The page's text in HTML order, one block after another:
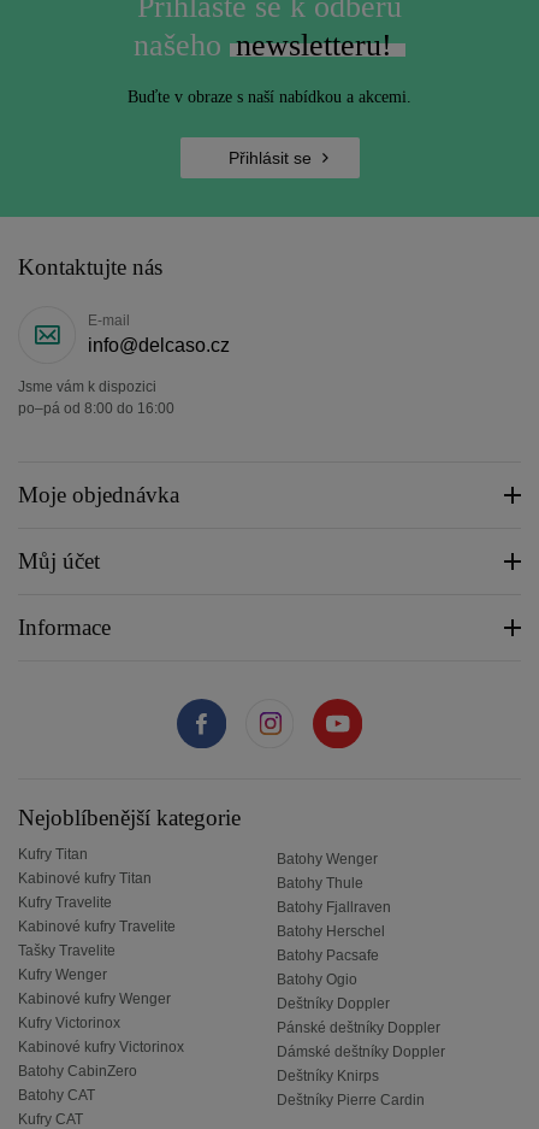
Přihlaste se k odběru
našeho newsletteru!
Buďte v obraze s naší nabídkou a akcemi.
Přihlásit se
Moje objednávka
Můj účet
Informace
Kontaktujte nás
E-mail
info@delcaso.cz
Jsme vám k dispozici
po–pá od 8:00 do 16:00
Nejoblíbenější kategorie
Kufry Titan
Kabinové kufry Titan
Kufry Travelite
Kabinové kufry Travelite
Tašky Travelite
Kufry Wenger
Kabinové kufry Wenger
Kufry Victorinox
Kabinové kufry Victorinox
Batohy CabinZero
Batohy CAT
Kufry CAT
Batohy Wenger
Batohy Thule
Batohy Fjallraven
Batohy Herschel
Batohy Pacsafe
Batohy Ogio
Deštníky Doppler
Pánské deštníky Doppler
Dámské deštníky Doppler
Deštníky Knirps
Deštníky Pierre Cardin